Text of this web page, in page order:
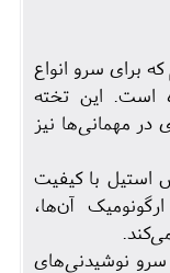
برای سرو انواع
است. این تخته
در مهمانی‌ها نیز
استیل با کیفیت
آن‌ها،
نوشیدنی‌های